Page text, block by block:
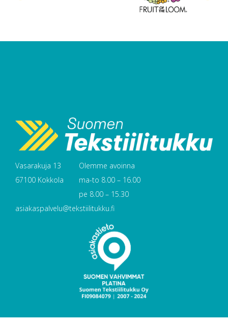
Vasarakuja 13
67100 Kokkola
Olemme avoinna
ma-to 8.00 – 16.00
pe 8.00 – 15.30
asiakaspalvelu@tekstiilitukku.fi